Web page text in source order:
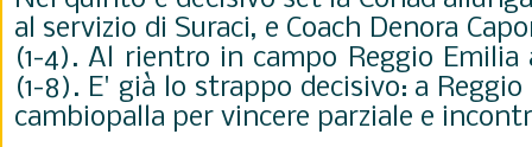
al servizio di Suraci, e Coach Denora
(1-4). Al rientro in campo Reggio
(1-8). E' già lo strappo decisivo: a
cambiopalla per vincere parziale e